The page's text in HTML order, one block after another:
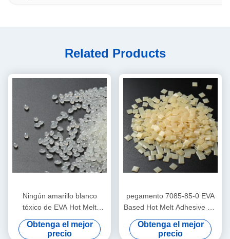
Related Products
Ningún amarillo blanco
tóxico de EVA Hot Melt
Adhesive 25kg del
pegamento del filtro de aire
Obtenga el mejor
precio
pegamento 7085-85-0 EVA
Based Hot Melt Adhesive del
filtro de aire 25kg
Obtenga el mejor
precio